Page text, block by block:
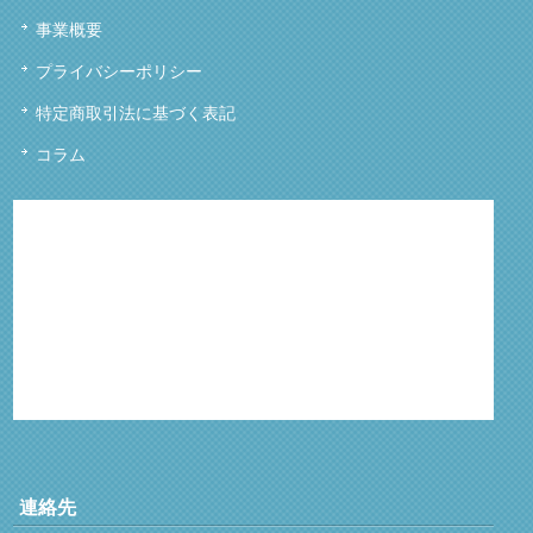
事業概要
プライバシーポリシー
特定商取引法に基づく表記
コラム
連絡先